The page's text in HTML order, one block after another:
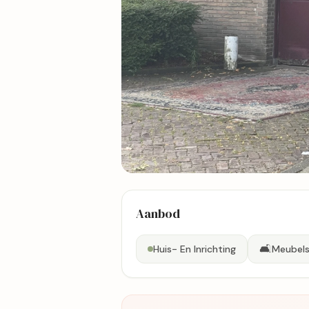
Bekijk kaart
Aanbod
Huis- En Inrichting 🛋️Meubels